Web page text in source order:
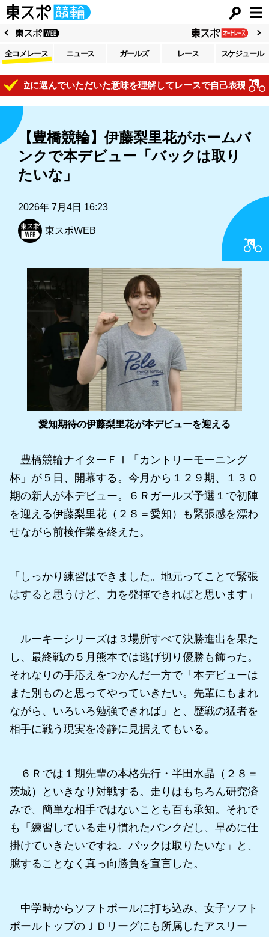
全コメレース ニュース ガールズ レース スケジュール
選んでいただいた意味を理解してレースで自己表現がしたい」
【豊橋競輪】伊藤梨里花がホームバ
ンクで本デビュー「バックは取り
たいな」
2026年 7月4日 16:23
東スポWEB
愛知期待の伊藤梨里花が本デビューを迎える
豊橋競輪ナイターＦⅠ「カントリーモーニング
杯」が５日、開幕する。今月から１２９期、１３０
期の新人が本デビュー。６Ｒガールズ予選１で初陣
を迎える伊藤梨里花（２８＝愛知）も緊張感を漂わ
せながら前検作業を終えた。
「しっかり練習はできました。地元ってことで緊張
はすると思うけど、力を発揮できればと思います」
ルーキーシリーズは３場所すべて決勝進出を果た
し、最終戦の５月熊本では逃げ切り優勝も飾った。
それなりの手応えをつかんだ一方で「本デビューは
また別ものと思ってやっていきたい。先輩にもまれ
ながら、いろいろ勉強できれば」と、歴戦の猛者を
相手に戦う現実を冷静に見据えてもいる。
６Ｒでは１期先輩の本格先行・半田水晶（２８＝
茨城）といきなり対戦する。走りはもちろん研究済
みで、簡単な相手ではないことも百も承知。それで
も「練習している走り慣れたバンクだし、早めに仕
掛けていきたいですね。バックは取りたいな」と、
臆することなく真っ向勝負を宣言した。
中学時からソフトボールに打ち込み、女子ソフト
ボールトップのＪＤリーグにも所属したアスリー